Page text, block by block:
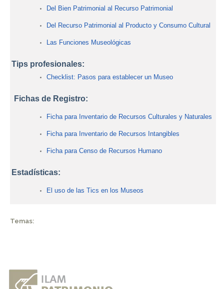
Del Bien Patrimonial al Recurso Patrimonial
Del Recurso Patrimonial al Producto y Consumo Cultural
Las Funciones Museológicas
Tips profesionales:
Checklist: Pasos para establecer un Museo
Fichas de Registro:
Ficha para Inventario de Recursos Culturales y Naturales
Ficha para Inventario de Recursos Intangibles
Ficha para Censo de Recursos Humano
Estadísticas:
El uso de las Tics en los Museos
Temas: